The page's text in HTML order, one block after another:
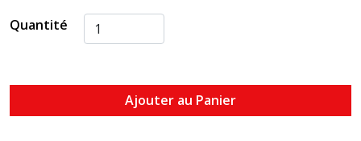
Quantité
Ajouter au Panier